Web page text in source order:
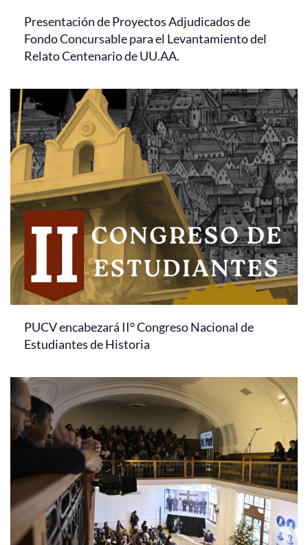
Presentación de Proyectos Adjudicados de
Fondo Concursable para el Levantamiento del
Relato Centenario de UU.AA.
PUCV encabezará II° Congreso Nacional de
Estudiantes de Historia